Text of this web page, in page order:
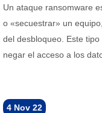
Un ataque ransomware
o «secuestrar» un
del desbloqueo. Este
negar el acceso a los
4 Nov 22